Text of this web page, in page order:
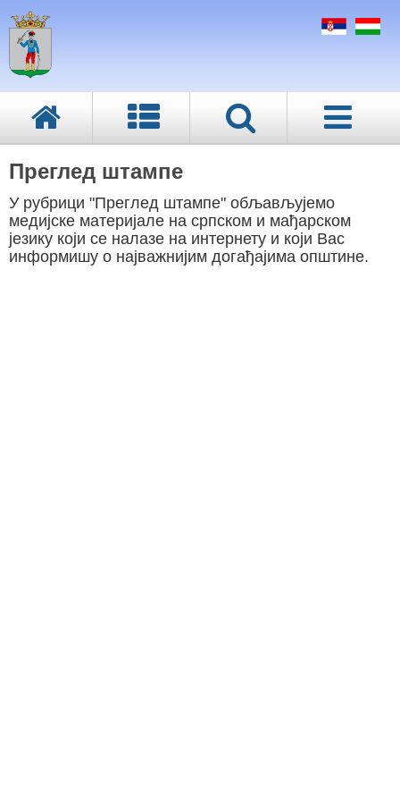
Преглед штампе
У рубрици "Преглед штампе" обљављујемо
медијске материјале на српском и мађарском
језику који се налазе на интернету и који Вас
информишу о најважнијим догађајима општине.